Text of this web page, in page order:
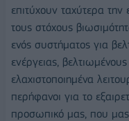
επιτύχουν ταχύτερα την
τους στόχους
ενός συστήματος για
ενέργειας,
ελαχιστοποιημένα
περήφανοι για το
προσωπικό μας, που μας